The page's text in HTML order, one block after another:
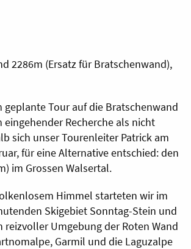
2286m (Ersatz für Bratschenwand),
geplante Tour auf die Bratschenwand
eingehender Recherche als nicht
sich unser Tourenleiter Patrick am
für eine Alternative entschied: den
im Grossen Walsertal.
Himmel starteten wir im
Skigebiet Sonntag-Stein und
reizvoller Umgebung der Roten Wand
Garmil und die Laguzalpe